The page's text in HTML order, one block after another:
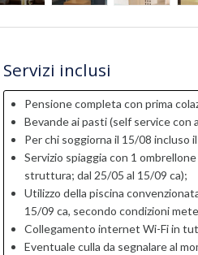
Servizi inclusi
Pensione completa con prima
Bevande ai pasti (self service con
Per chi soggiorna il 15/08 incluso
Servizio spiaggia con 1
struttura; dal 25/05 al 15/09 ca);
Utilizzo della piscina
15/09 ca, secondo condizioni
Collegamento internet Wi-Fi in
Eventuale culla da segnalare al